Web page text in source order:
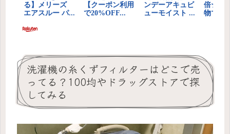
洗濯機の糸くずフィルターはどこで売
ってる？100均やドラッグストアで探
してみる